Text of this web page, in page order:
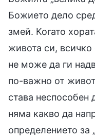
Божието дело
змей. Когато
живота си, всичко
не може да ги
по-важно от
става неспособен
няма какво да
определението за